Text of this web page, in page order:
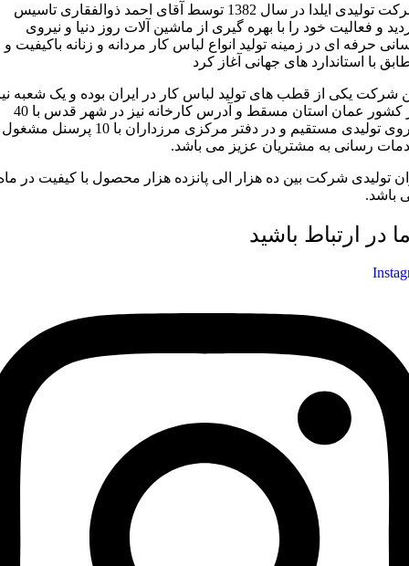
شرکت تولیدی ایلدا در سال 1382 توسط آقای احمد ذوالفقاری تاسیس
و فعالیت خود را با بهره گیری از ماشین آلات روز دنیا و نیروی
حرفه ای در زمینه تولید انواع لباس کار مردانه و زنانه باکیفیت و
با استاندارد های جهانی آغاز کرد
شرکت یکی از قطب های تولید لباس کار در ایران بوده و یک شعبه
در کشور عمان استان مسقط و آدرس کارخانه نیز در شهر قدس با 40
نیروی تولیدی مستقیم و در دفتر مرکزی مرزداران با 10 پرسنل مشغول
رسانی به مشتریان عزیز می باشد.
تولیدی شرکت بین ده هزار الی پانزده هزار محصول با کیفیت در
باشد.
در ارتباط باشید